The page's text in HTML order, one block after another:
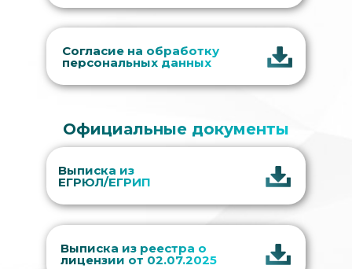
Официальные документы
Выписка из реестра о
лицензии от 02.07.2025
Выписка из
ЕГРЮЛ/ЕГРИП
Согласие на обработку
персональных данных